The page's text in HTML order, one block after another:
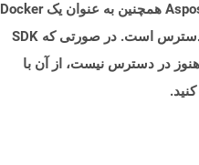
Aspose.Total Cloud همچنین به عنوان یک Docker
Container در دسترس است. در صورتی که SDK
در دسترس نیست، از آن با